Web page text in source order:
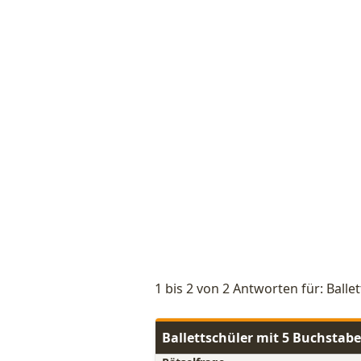
1 bis 2 von 2 Antworten für:
Ballettschüler mit 5